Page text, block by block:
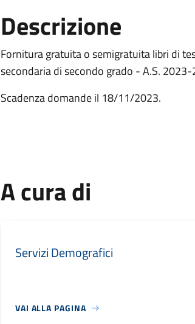
Descrizione
Fornitura gratuita o semigratuita libri di
secondaria di secondo grado - A.S.
Scadenza domande il 18/11/2023.
A cura di
Servizi Demografici
VAI ALLA PAGINA